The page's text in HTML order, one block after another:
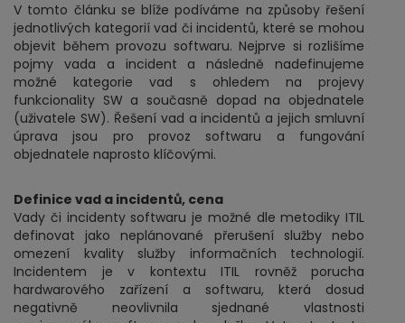
V tomto článku se blíže podíváme na způsoby řešení
jednotlivých kategorií vad či incidentů, které se mohou
objevit během provozu softwaru. Nejprve si rozlišíme
pojmy vada a incident a následně nadefinujeme
možné kategorie vad s ohledem na projevy
funkcionality SW a současně dopad na objednatele
(uživatele SW). Řešení vad a incidentů a jejich smluvní
úprava jsou pro provoz softwaru a fungování
objednatele naprosto klíčovými.
Definice vad a incidentů, cena
Vady či incidenty softwaru je možné dle metodiky ITIL
definovat jako neplánované přerušení služby nebo
omezení kvality služby informačních technologií.
Incidentem je v kontextu ITIL rovněž porucha
hardwarového zařízení a softwaru, která dosud
negativně neovlivnila sjednané vlastnosti